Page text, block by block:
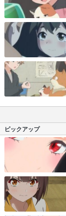
ピックアップ